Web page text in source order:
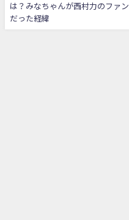
は？みなちゃんが西村力のファン
だった経緯